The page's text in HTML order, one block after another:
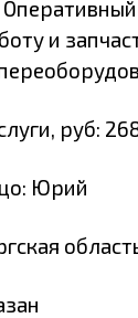
и
руб:
Юрий